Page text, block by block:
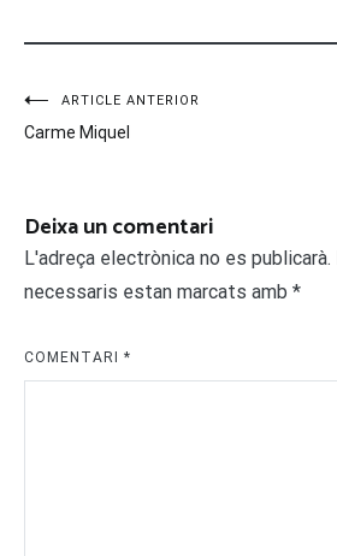
Navegació
d'entrades
ARTICLE ANTERIOR
Carme Miquel
Deixa un comentari
L'adreça electrònica no es publicarà.
necessaris estan marcats amb *
COMENTARI *